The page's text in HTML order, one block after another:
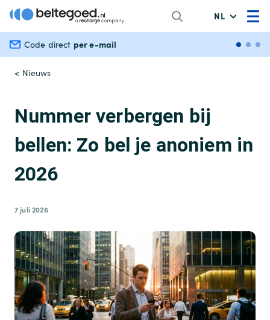
NL
Code direct per e-mail
< Nieuws
Nummer verbergen bij
bellen: Zo bel je anoniem in
2026
7 juli 2026